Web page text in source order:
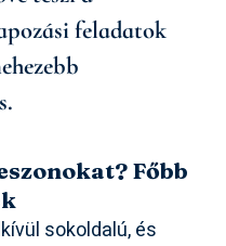
feladatok
Főbb
sokoldalú, és